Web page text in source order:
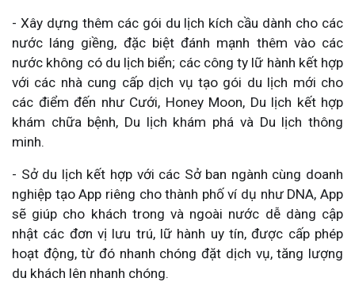
- Xây dựng thêm các gói du lịch kích cầu dành cho các
nước láng giềng, đặc biệt đánh mạnh thêm vào các
nước không có du lịch biển; các công ty lữ hành kết hợp
với các nhà cung cấp dịch vụ tạo gói du lịch mới cho
các điểm đến như Cưới, Honey Moon, Du lịch kết hợp
khám chữa bệnh, Du lịch khám phá và Du lịch thông
minh.
- Sở du lịch kết hợp với các Sở ban ngành cùng doanh
nghiệp tạo App riêng cho thành phố ví dụ như DNA, App
sẽ giúp cho khách trong và ngoài nước dễ dàng cập
nhật các đơn vị lưu trú, lữ hành uy tín, được cấp phép
hoạt động, từ đó nhanh chóng đặt dịch vụ, tăng lượng
du khách lên nhanh chóng.